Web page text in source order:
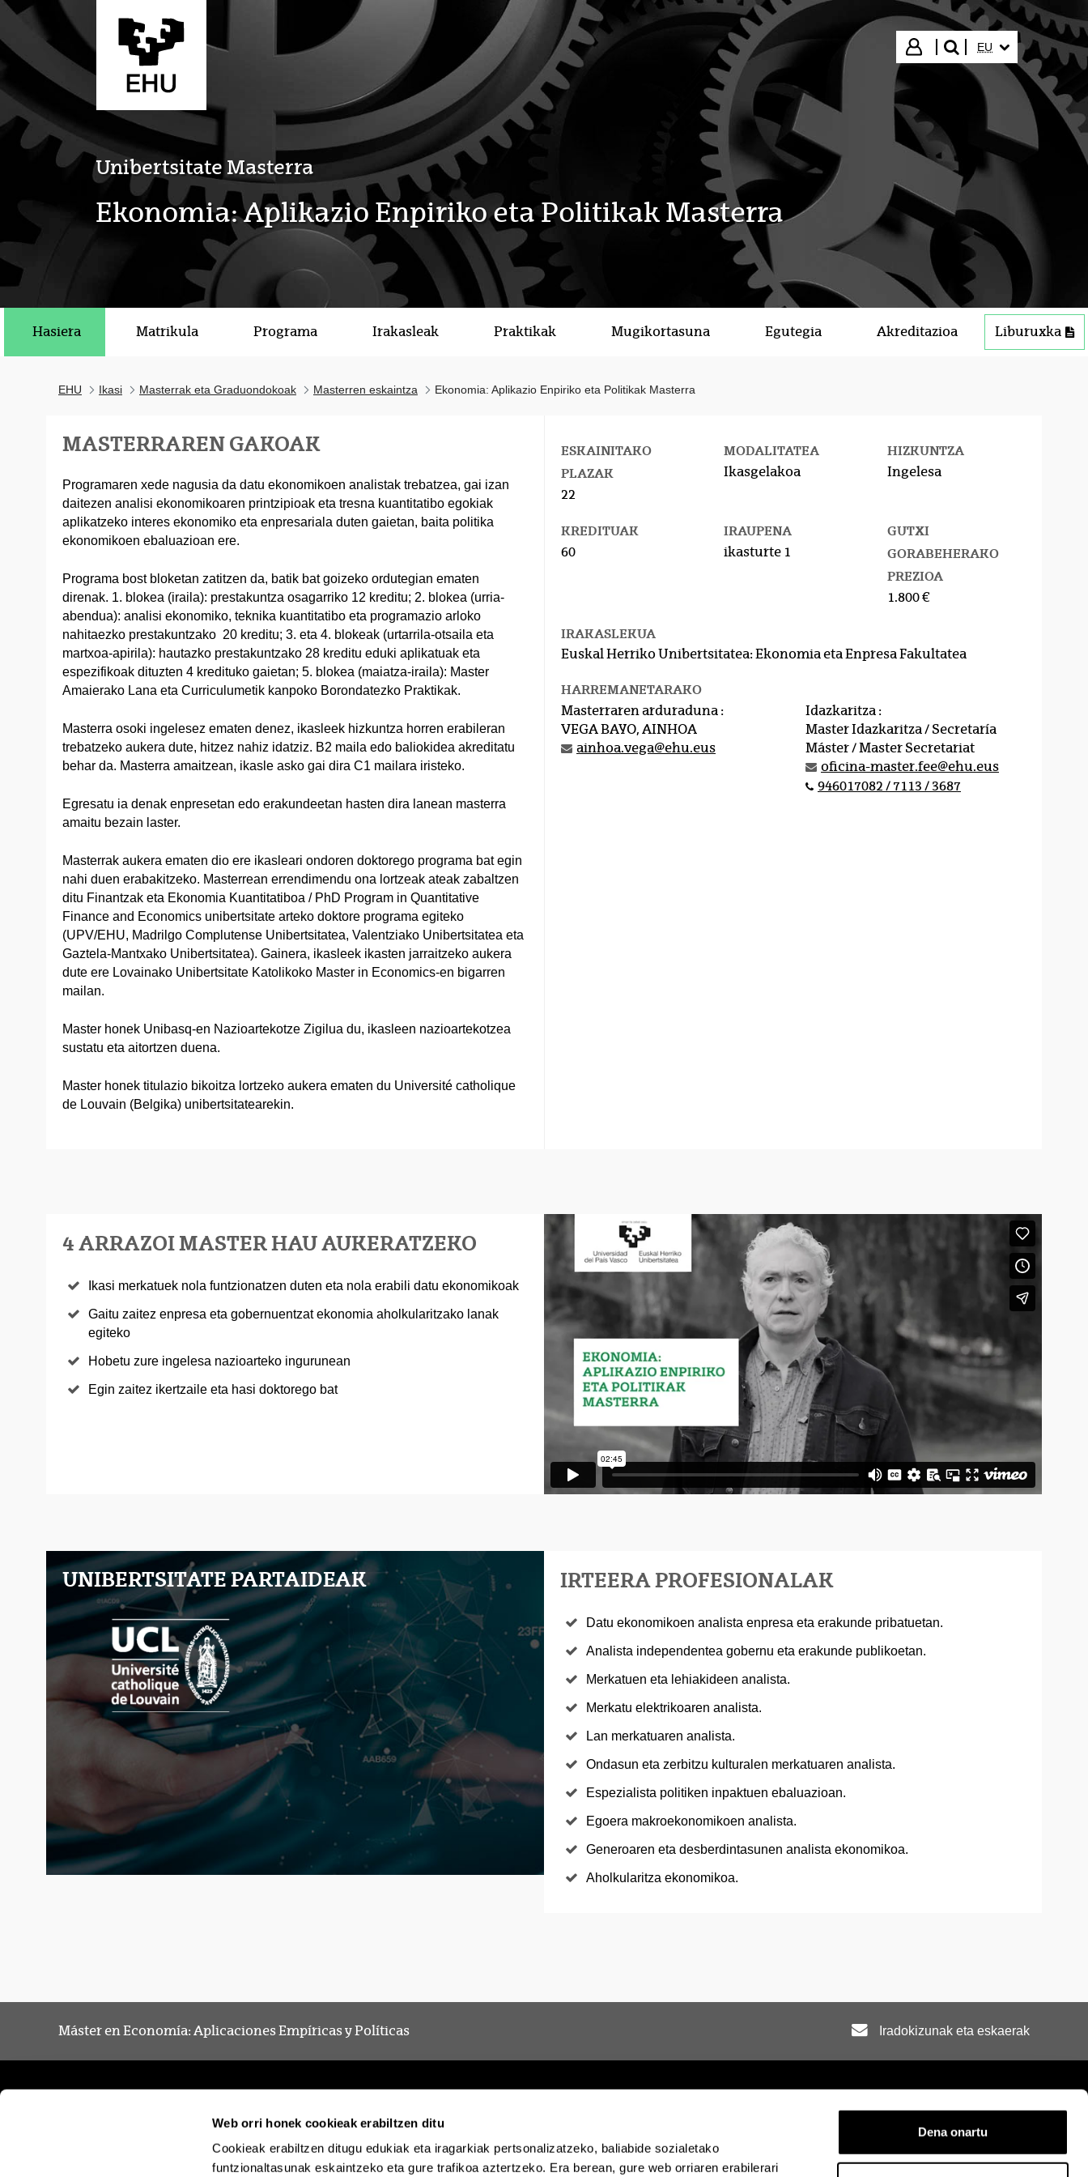
Web orri honek cookieak erabiltzen ditu
Cookieak erabiltzen ditugu edukiak eta iragarkiak pertsonalizatzeko, baliabide sozialetako
funtzionaltasunak eskaintzeko eta gure trafikoa aztertzeko. Era berean, gure web orriaren erabilerari
Dena onartu
Eduki nagusira joan
Hasi saioa
bilatu"
HIZKUNTZA
EU
Unibertsitate Masterra
Ekonomia: Aplikazio Enpiriko eta Politikak Masterra
Hasiera Matrikula Programa Irakasleak Praktikak Mugikortasuna Egutegia Akreditazioa Liburuxka
EHU Ikasi Masterrak eta Graduondokoak Masterren eskaintza Ekonomia: Aplikazio Enpiriko eta Politikak Masterra
MASTERRAREN GAKOAK
Programaren xede nagusia da datu ekonomikoen analistak trebatzea, gai izan
daitezen analisi ekonomikoaren printzipioak eta tresna kuantitatibo egokiak
aplikatzeko interes ekonomiko eta enpresariala duten gaietan, baita politika
ekonomikoen ebaluazioan ere.
Programa bost bloketan zatitzen da, batik bat goizeko ordutegian ematen
direnak. 1. blokea (iraila): prestakuntza osagarriko 12 kreditu; 2. blokea (urria-
abendua): analisi ekonomiko, teknika kuantitatibo eta programazio arloko
nahitaezko prestakuntzako 20 kreditu; 3. eta 4. blokeak (urtarrila-otsaila eta
martxoa-apirila): hautazko prestakuntzako 28 kreditu eduki aplikatuak eta
espezifikoak dituzten 4 kredituko gaietan; 5. blokea (maiatza-iraila): Master
Amaierako Lana eta Curriculumetik kanpoko Borondatezko Praktikak.
Masterra osoki ingelesez ematen denez, ikasleek hizkuntza horren erabileran
trebatzeko aukera dute, hitzez nahiz idatziz. B2 maila edo baliokidea akreditatu
behar da. Masterra amaitzean, ikasle asko gai dira C1 mailara iristeko.
Egresatu ia denak enpresetan edo erakundeetan hasten dira lanean masterra
amaitu bezain laster.
Masterrak aukera ematen dio ere ikasleari ondoren doktorego programa bat egin
nahi duen erabakitzeko. Masterrean errendimendu ona lortzeak ateak zabaltzen
ditu Finantzak eta Ekonomia Kuantitatiboa / PhD Program in Quantitative
Finance and Economics unibertsitate arteko doktore programa egiteko
(UPV/EHU, Madrilgo Complutense Unibertsitatea, Valentziako Unibertsitatea eta
Gaztela-Mantxako Unibertsitatea). Gainera, ikasleek ikasten jarraitzeko aukera
dute ere Lovainako Unibertsitate Katolikoko Master in Economics-en bigarren
mailan.
Master honek Unibasq-en Nazioartekotze Zigilua du, ikasleen nazioartekotzea
sustatu eta aitortzen duena.
Master honek titulazio bikoitza lortzeko aukera ematen du Université catholique
de Louvain (Belgika) unibertsitatearekin.
ESKAINITAKO
PLAZAK
22
MODALITATEA
Ikasgelakoa
HIZKUNTZA
Ingelesa
KREDITUAK
60
IRAUPENA
ikasturte 1
GUTXI
GORABEHERAKO
PREZIOA
1.800 €
IRAKASLEKUA
Euskal Herriko Unibertsitatea: Ekonomia eta Enpresa Fakultatea
HARREMANETARAKO
Masterraren arduraduna :
VEGA BAYO, AINHOA
ainhoa.vega@ehu.eus
Idazkaritza :
Master Idazkaritza / Secretaría
Máster / Master Secretariat
oficina-master.fee@ehu.eus
946017082 / 7113 / 3687
4 ARRAZOI MASTER HAU AUKERATZEKO
Ikasi merkatuek nola funtzionatzen duten eta nola erabili datu ekonomikoak
Gaitu zaitez enpresa eta gobernuentzat ekonomia aholkularitzako lanak
egiteko
Hobetu zure ingelesa nazioarteko ingurunean
Egin zaitez ikertzaile eta hasi doktorego bat
UNIBERTSITATE PARTAIDEAK IRTEERA PROFESIONALAK
Datu ekonomikoen analista enpresa eta erakunde pribatuetan.
Analista independentea gobernu eta erakunde publikoetan.
Merkatuen eta lehiakideen analista.
Merkatu elektrikoaren analista.
Lan merkatuaren analista.
Ondasun eta zerbitzu kulturalen merkatuaren analista.
Espezialista politiken inpaktuen ebaluazioan.
Egoera makroekonomikoen analista.
Generoaren eta desberdintasunen analista ekonomikoa.
Aholkularitza ekonomikoa.
Máster en Economía: Aplicaciones Empíricas y Políticas Iradokizunak eta eskaerak
Egoitza elektronikoa Irisgarritasuna Lege oharra Laguntza Kontaktua